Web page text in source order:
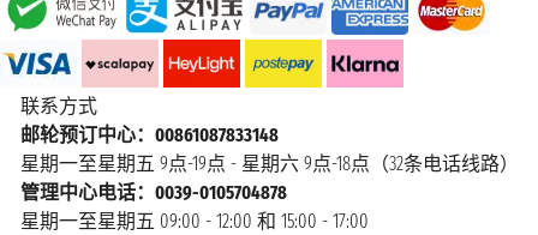
联系方式
邮轮预订中心：00861087833148
星期一至星期五 9点-19点 - 星期六 9点-18点（32条电话线路）
管理中心电话：0039-0105704878
星期一至星期五 09:00 - 12:00 和 15:00 - 17:00